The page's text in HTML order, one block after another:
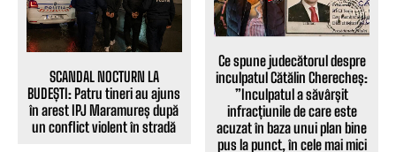
SCANDAL NOCTURN LA
BUDEȘTI: Patru tineri au ajuns
în arest IPJ Maramureș după
un conflict violent în stradă
Ce spune judecătorul despre
inculpatul Cătălin Cherecheș:
”Inculpatul a săvârșit
infracțiunile de care este
acuzat în baza unui plan bine
pus la punct, în cele mai mici